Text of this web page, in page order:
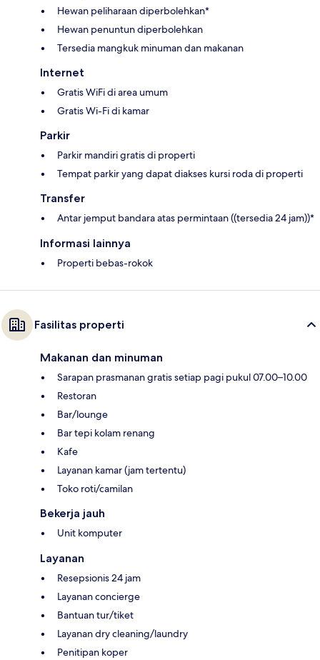
Hewan peliharaan diperbolehkan*
Hewan penuntun diperbolehkan
Tersedia mangkuk minuman dan makanan
Internet
Gratis WiFi di area umum
Gratis Wi-Fi di kamar
Parkir
Parkir mandiri gratis di properti
Tempat parkir yang dapat diakses kursi roda di properti
Transfer
Antar jemput bandara atas permintaan ((tersedia 24 jam))*
Informasi lainnya
Properti bebas-rokok
Fasilitas properti
Makanan dan minuman
Sarapan prasmanan gratis setiap pagi pukul 07.00–10.00
Restoran
Bar/lounge
Bar tepi kolam renang
Kafe
Layanan kamar (jam tertentu)
Toko roti/camilan
Bekerja jauh
Unit komputer
Layanan
Resepsionis 24 jam
Layanan concierge
Bantuan tur/tiket
Layanan dry cleaning/laundry
Penitipan koper